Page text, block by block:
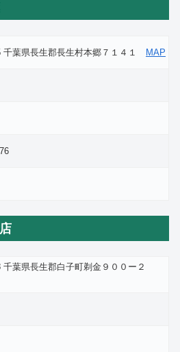
千葉県長生郡長生村本郷７１４１ MAP
千葉県長生郡白子町剃金９００ー２